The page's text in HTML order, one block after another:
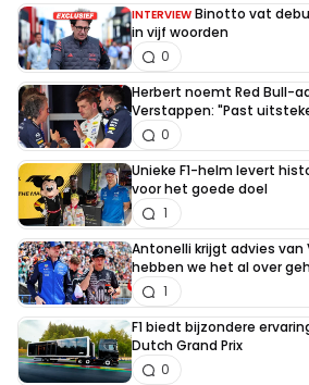
INTERVIEW Binotto vat
in vijf woorden
0
Herbert noemt Red Bull-
Verstappen: "Past
0
Unieke F1-helm levert
voor het goede doel
1
Antonelli krijgt advies van
hebben we het al over
1
F1 biedt bijzondere
Dutch Grand Prix
0